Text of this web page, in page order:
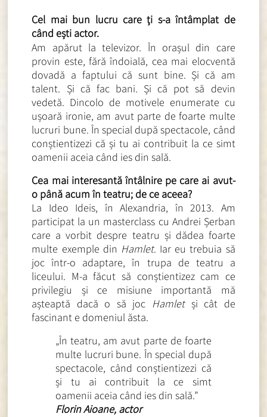
Cel mai bun lucru care ți s-a întâmplat de
când ești actor.
Am apărut la televizor. În orașul din care
provin este, fără îndoială, cea mai elocventă
dovadă a faptului că sunt bine. Și că am
talent. Și că fac bani. Și că pot să devin
vedetă. Dincolo de motivele enumerate cu
ușoară ironie, am avut parte de foarte multe
lucruri bune. În special după spectacole, când
conștientizezi că și tu ai contribuit la ce simt
oamenii aceia când ies din sală.
Cea mai interesantă întâlnire pe care ai avut-
o până acum în teatru; de ce aceea?
La Ideo Ideis, în Alexandria, în 2013. Am
participat la un masterclass cu Andrei Șerban
care a vorbit despre teatru și dădea foarte
multe exemple din Hamlet. Iar eu trebuia să
joc într-o adaptare, în trupa de teatru a
liceului. M-a făcut să conștientizez cam ce
privilegiu și ce misiune importantă mă
așteaptă dacă o să joc Hamletși cât de
fascinant e domeniul ăsta.
„În teatru, am avut parte de foarte
multe lucruri bune. În special după
spectacole, când conștientizezi că
și tu ai contribuit la ce simt
oamenii aceia când ies din sală.”
Florin Aioane, actor